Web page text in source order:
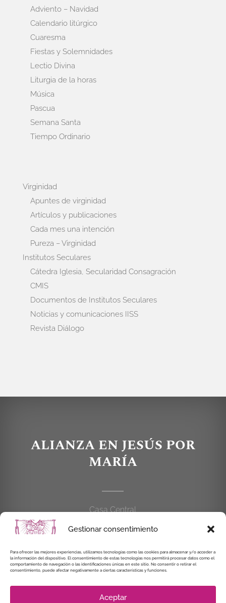
Gestionar consentimiento
Para ofrecer las mejores experiencias, utilizamos tecnologías como las cookies para almacenar y/o acceder a
la información del dispositivo. El consentimiento de estas tecnologías nos permitirá procesar datos como el
comportamiento de navegación o las identificaciones únicas en este sitio. No consentir o retirar el
consentimiento, puede afectar negativamente a ciertas características y funciones.
Aceptar
Adviento – Navidad
Calendario litúrgico
Cuaresma
Fiestas y Solemnidades
Lectio Divina
Liturgia de la horas
Música
Pascua
Semana Santa
Tiempo Ordinario
Virginidad
Apuntes de virginidad
Artículos y publicaciones
Cada mes una intención
Pureza – Virginidad
Institutos Seculares
Cátedra Iglesia, Secularidad Consagración
CMIS
Documentos de Institutos Seculares
Noticias y comunicaciones IISS
Revista Diálogo
ALIANZA EN JESÚS POR
MARÍA
Casa Central
C/Cardenal Cisneros, 55
914 462 114
alianzaenjesuspormaria@gmail.com